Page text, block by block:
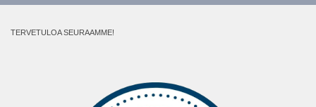
TERVETULOA SEURAAMME!